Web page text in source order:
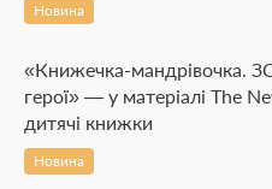
Новина
«Книжечка-мандрівочка.
герої» — у матеріалі The
дитячі книжки
Новина